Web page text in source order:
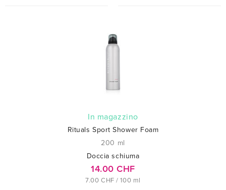
In magazzino
Rituals Sport Shower Foam
200 ml
Doccia schiuma
14.00 CHF
7.00 CHF / 100 ml